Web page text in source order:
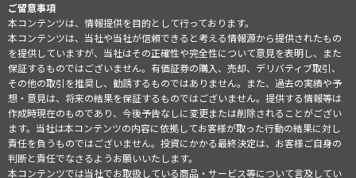
ご留意事項
本コンテンツは、情報提供を目的として行っております。
本コンテンツは、当社や当社が信頼できると考える情報源から提供されたもの
を提供していますが、当社はその正確性や完全性について意見を表明し、また
保証するものではございません。有価証券の購入、売却、デリバティブ取引、
その他の取引を推奨し、勧誘するものではありません。また、過去の実績や予
想・意見は、将来の結果を保証するものではございません。提供する情報等は
作成時現在のものであり、今後予告なしに変更または削除されることがござい
ます。当社は本コンテンツの内容に依拠してお客様が取った行動の結果に対し
責任を負うものではございません。投資にかかる最終決定は、お客様ご自身の
判断と責任でなさるようお願いいたします。
本コンテンツでは当社でお取扱している商品・サービス等について言及してい